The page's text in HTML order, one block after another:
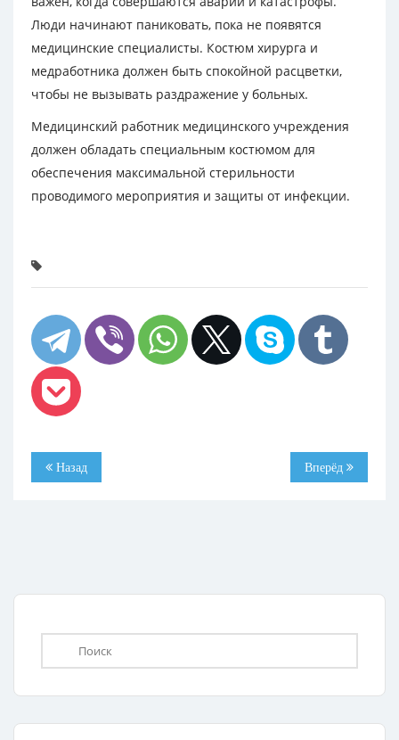
Люди начинают паниковать, пока не появятся
медицинские специалисты. Костюм хирурга и
медработника должен быть спокойной расцветки,
чтобы не вызывать раздражение у больных.
Медицинский работник медицинского учреждения
должен обладать специальным костюмом для
обеспечения максимальной стерильности
проводимого мероприятия и защиты от инфекции.
Назад Вперёд